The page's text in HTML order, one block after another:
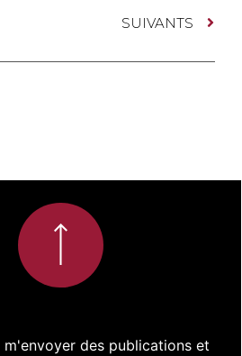
SUIVANTS
des publications et